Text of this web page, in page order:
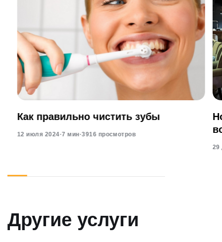
Как правильно чистить зубы
12 июля 2024·7 мин·3916 просмотров
29
Другие услуги